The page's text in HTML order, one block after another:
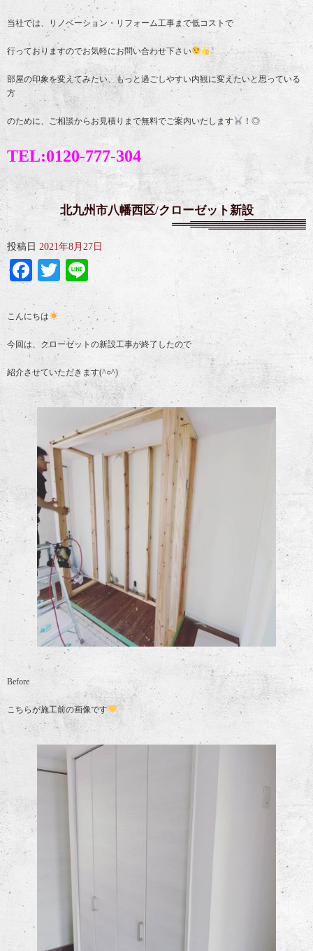
当社では、リノベーション・リフォーム工事まで低コストで
行っておりますのでお気軽にお問い合わせ下さい
部屋の印象を変えてみたい、もっと過ごしやすい内観に変えたいと思っている
方
のために、ご相談からお見積りまで無料でご案内いたします ！◎
TEL:0120-777-304
北九州市八幡西区/クローゼット新設
投稿日 2021年8月27日
Facebook
TwitterLine
こんにちは
今回は、クローゼットの新設工事が終了したので
紹介させていただきます(^○^)
Before
こちらが施工前の画像です